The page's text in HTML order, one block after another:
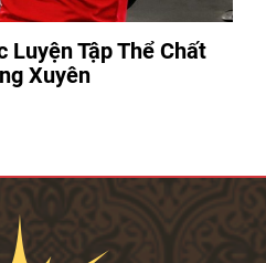
Luyện Tập Thể Chất
Xuyên